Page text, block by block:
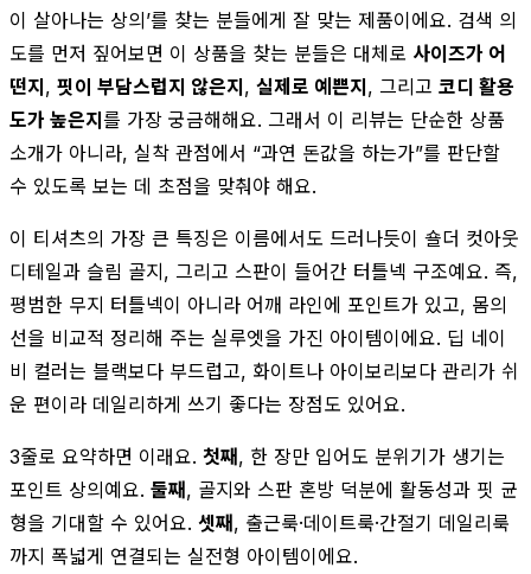
이 살아나는 상의’를 찾는 분들에게 잘 맞는 제품이에요. 검색 의
도를 먼저 짚어보면 이 상품을 찾는 분들은 대체로 사이즈가 어
떤지, 핏이 부담스럽지 않은지, 실제로 예쁜지, 그리고 코디 활용
도가 높은지를 가장 궁금해해요. 그래서 이 리뷰는 단순한 상품
소개가 아니라, 실착 관점에서 “과연 돈값을 하는가”를 판단할
수 있도록 보는 데 초점을 맞춰야 해요.
이 티셔츠의 가장 큰 특징은 이름에서도 드러나듯이 숄더 컷아웃
디테일과 슬림 골지, 그리고 스판이 들어간 터틀넥 구조예요. 즉,
평범한 무지 터틀넥이 아니라 어깨 라인에 포인트가 있고, 몸의
선을 비교적 정리해 주는 실루엣을 가진 아이템이에요. 딥 네이
비 컬러는 블랙보다 부드럽고, 화이트나 아이보리보다 관리가 쉬
운 편이라 데일리하게 쓰기 좋다는 장점도 있어요.
3줄로 요약하면 이래요. 첫째, 한 장만 입어도 분위기가 생기는
포인트 상의예요. 둘째, 골지와 스판 혼방 덕분에 활동성과 핏 균
형을 기대할 수 있어요. 셋째, 출근룩·데이트룩·간절기 데일리룩
까지 폭넓게 연결되는 실전형 아이템이에요.